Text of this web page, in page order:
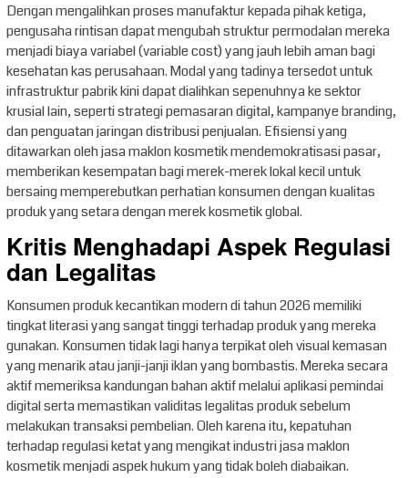
Dengan mengalihkan proses manufaktur kepada pihak ketiga,
pengusaha rintisan dapat mengubah struktur permodalan mereka
menjadi biaya variabel (variable cost) yang jauh lebih aman bagi
kesehatan kas perusahaan. Modal yang tadinya tersedot untuk
infrastruktur pabrik kini dapat dialihkan sepenuhnya ke sektor
krusial lain, seperti strategi pemasaran digital, kampanye branding,
dan penguatan jaringan distribusi penjualan. Efisiensi yang
ditawarkan oleh jasa maklon kosmetik mendemokratisasi pasar,
memberikan kesempatan bagi merek-merek lokal kecil untuk
bersaing memperebutkan perhatian konsumen dengan kualitas
produk yang setara dengan merek kosmetik global.
Kritis Menghadapi Aspek Regulasi
dan Legalitas
Konsumen produk kecantikan modern di tahun 2026 memiliki
tingkat literasi yang sangat tinggi terhadap produk yang mereka
gunakan. Konsumen tidak lagi hanya terpikat oleh visual kemasan
yang menarik atau janji-janji iklan yang bombastis. Mereka secara
aktif memeriksa kandungan bahan aktif melalui aplikasi pemindai
digital serta memastikan validitas legalitas produk sebelum
melakukan transaksi pembelian. Oleh karena itu, kepatuhan
terhadap regulasi ketat yang mengikat industri jasa maklon
kosmetik menjadi aspek hukum yang tidak boleh diabaikan.